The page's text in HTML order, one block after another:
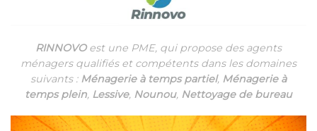
RINNOVOest une PME, qui propose des agents
ménagers qualifiés et compétents dans les domaines
suivants : Ménagerie à temps partiel, Ménagerie à
temps plein, Lessive, Nounou, Nettoyage de bureau
Video